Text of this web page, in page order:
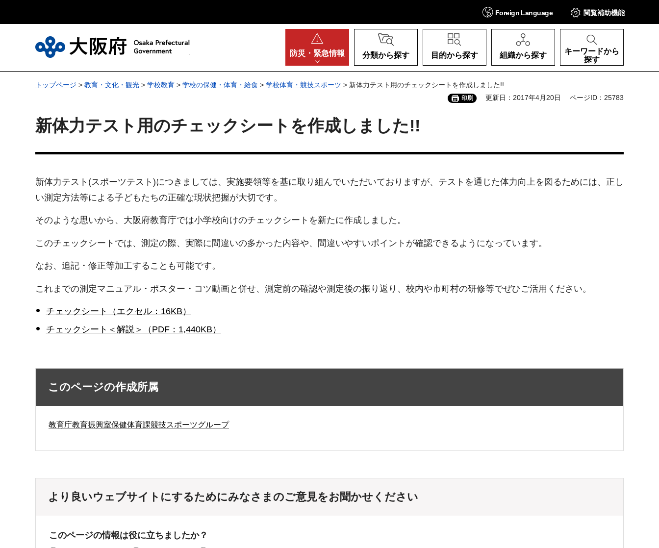
Foreign Language 閲覧補助機能
防災・ 緊急情報 分類から探す 目的から探す 組織から探す
キーワードから
探す
トップページ > 教育・文化・観光 > 学校教育 > 学校の保健・体育・給食 > 学校体育・競技スポーツ > 新体力テスト用のチェックシートを作成しました!!
印刷 更新日：2017年4月20日 ページID：25783
新体力テスト用のチェックシートを作成しました!!
新体力テスト(スポーツテスト)につきましては、実施要領等を基に取り組んでいただいておりますが、テストを通じた体力向上を図るためには、正し
い測定方法等による子どもたちの正確な現状把握が大切です。
そのような思いから、大阪府教育庁では小学校向けのチェックシートを新たに作成しました。
このチェックシートでは、測定の際、実際に間違いの多かった内容や、間違いやすいポイントが確認できるようになっています。
なお、追記・修正等加工することも可能です。
これまでの測定マニュアル・ポスター・コツ動画と併せ、測定前の確認や測定後の振り返り、校内や市町村の研修等でぜひご活用ください。
チェックシート（エクセル：16KB）
チェックシート＜解説＞（PDF：1,440KB）
このページの作成所属
教育庁教育振興室保健体育課競技スポーツグループ
より良いウェブサイトにするためにみなさまのご意見をお聞かせください
このページの情報は役に立ちましたか？